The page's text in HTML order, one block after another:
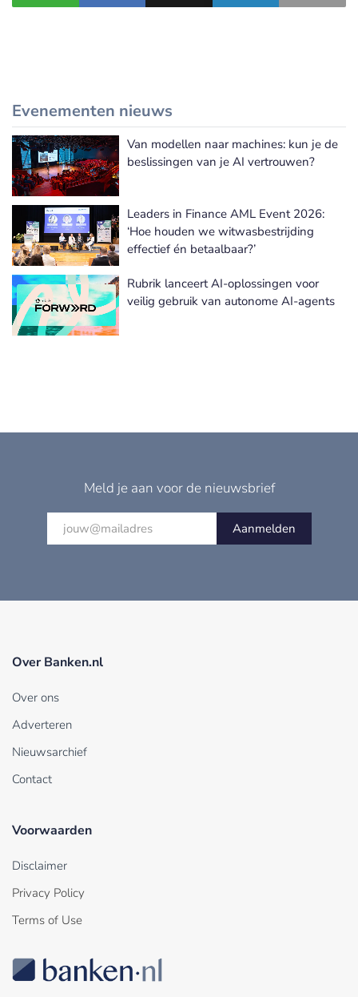
Evenementen nieuws
Meer Evenementen nieuws
Van modellen naar machines: kun je de
beslissingen van je AI vertrouwen?
Leaders in Finance AML Event 2026:
‘Hoe houden we witwasbestrijding
effectief én betaalbaar?’
Rubrik lanceert AI-oplossingen voor
veilig gebruik van autonome AI-agents
Meld je aan voor de nieuwsbrief
Aanmelden
Over Banken.nl
Over ons
Adverteren
Nieuwsarchief
Contact
Voorwaarden
Disclaimer
Privacy Policy
Terms of Use